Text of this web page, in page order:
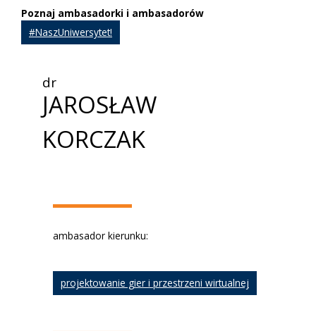
Poznaj ambasadorki i ambasadorów
#NaszUniwersytet!
dr
JAROSŁAW
KORCZAK
ambasador kierunku:
projektowanie gier i przestrzeni wirtualnej